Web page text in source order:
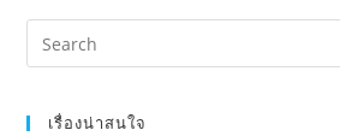
เรื่องน่าสนใจ